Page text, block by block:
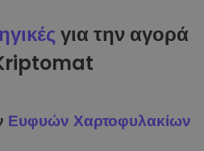
για την αγορά
Ευφυών Χαρτοφυλακίων